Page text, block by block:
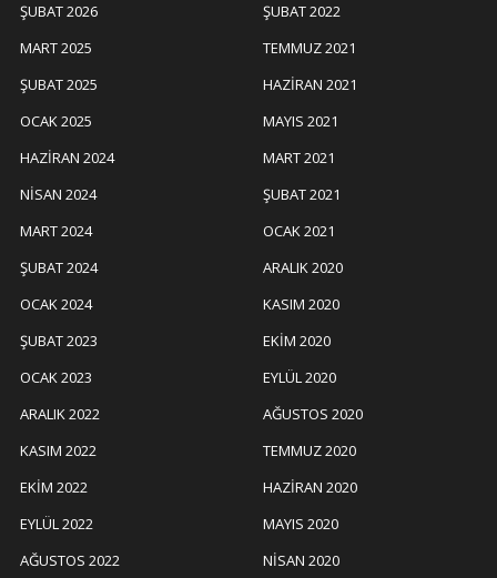
ŞUBAT 2026
MART 2025
ŞUBAT 2025
OCAK 2025
HAZIRAN 2024
NISAN 2024
MART 2024
ŞUBAT 2024
OCAK 2024
ŞUBAT 2023
OCAK 2023
ARALIK 2022
KASIM 2022
EKIM 2022
EYLÜL 2022
AĞUSTOS 2022
ŞUBAT 2022
TEMMUZ 2021
HAZIRAN 2021
MAYIS 2021
MART 2021
ŞUBAT 2021
OCAK 2021
ARALIK 2020
KASIM 2020
EKIM 2020
EYLÜL 2020
AĞUSTOS 2020
TEMMUZ 2020
HAZIRAN 2020
MAYIS 2020
NISAN 2020